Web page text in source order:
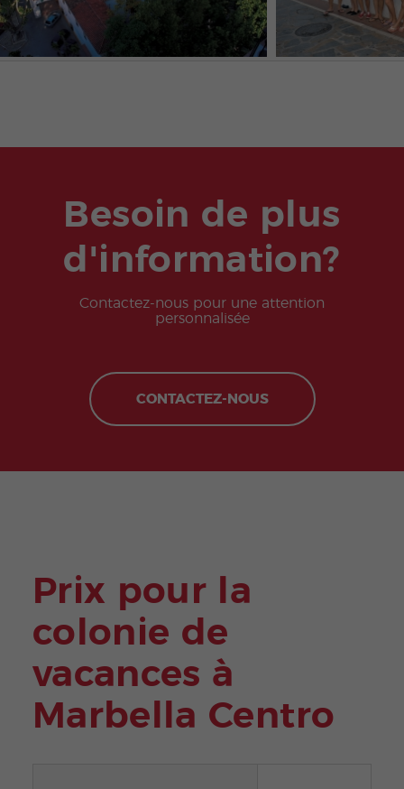
Besoin de plus
d'information?
Contactez-nous pour une attention
personnalisée
CONTACTEZ-NOUS
Prix pour la
colonie de
vacances à
Marbella Centro